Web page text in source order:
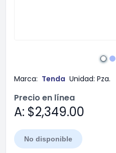
Marca: Tenda Unidad: Pza.
Precio en línea
A: $2,349.00
No disponible